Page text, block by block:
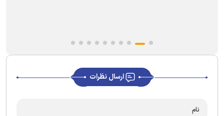
ارسال نظرات